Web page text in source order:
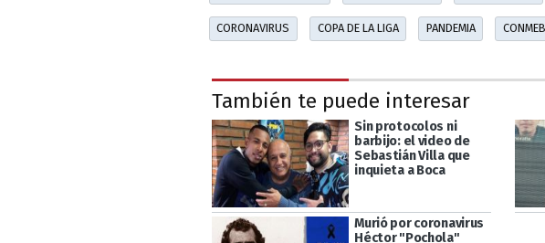
CORONAVIRUS COPA DE LA LIGA PANDEMIA
También te puede interesar
Sin protocolos ni
barbijo: el video de
Sebastián Villa que
inquieta a Boca
Murió por coronavirus
Héctor "Pochola"